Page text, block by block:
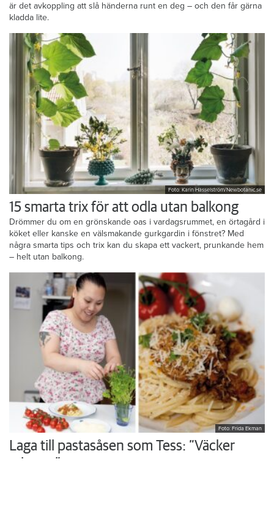
är det avkoppling att slå händerna runt en deg – och den får gärna
kladda lite.
Foto: Karin Hasselström/Newbotanic.se
15 smarta trix för att odla utan balkong
Drömmer du om en grönskande oas i vardagsrummet, en örtagård i
köket eller kanske en välsmakande gurkgardin i fönstret? Med
några smarta tips och trix kan du skapa ett vackert, prunkande hem
– helt utan balkong.
Foto: Frida Ekman
Laga till pastasåsen som Tess: ”Väcker